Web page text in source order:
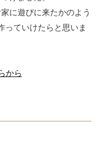
に遊びに来たかのよう
っていけたらと思いま
から